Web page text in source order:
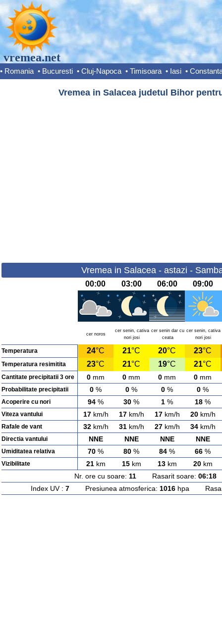
vremea.net
• Romania • Bucuresti • Cluj-Napoca • Timisoara • Iasi •
Vremea in Salacea judetul Bihor
Vremea in Salacea - astazi -
00:00 03:00 06:00 09:00
cer noros
cer senin, cativa
nori josi
cer senin dar cu
ceata
cer senin, cativa
nori josi
Temperatura 24°C 21°C 20°C 23°C
Temperatura resimitita 23°C 21°C 19°C 21°C
Cantitate precipitatii 3 ore 0 mm 0 mm 0 mm 0 mm
Probabilitate precipitatii 0 % 0 % 0 % 0 %
Acoperire cu nori 94 % 30 % 1 % 18 %
Viteza vantului 17km/h 17km/h 17km/h 20km/h
Rafale de vant 32km/h 31km/h 27km/h 34km/h
Directia vantului NNE NNE NNE NNE
Umiditatea relativa 70 % 80 % 84 % 66 %
Vizibilitate 21km 15km 13km 20km
Nr. ore cu soare: 11 Rasarit soare: 06:18
Index UV : 7Presiunea atmosferica: 1016hpa